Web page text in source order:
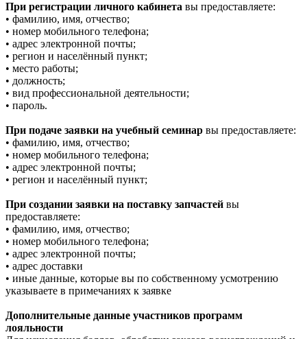
При регистрации личного кабинета вы предоставляете:
• фамилию, имя, отчество;
• номер мобильного телефона;
• адрес электронной почты;
• регион и населённый пункт;
• место работы;
• должность;
• вид профессиональной деятельности;
• пароль.
При подаче заявки на учебный семинар вы предоставляете:
• фамилию, имя, отчество;
• номер мобильного телефона;
• адрес электронной почты;
• регион и населённый пункт;
При создании заявки на поставку запчастей вы
предоставляете:
• фамилию, имя, отчество;
• номер мобильного телефона;
• адрес электронной почты;
• адрес доставки
• иные данные, которые вы по собственному усмотрению
указываете в примечаниях к заявке
Дополнительные данные участников программ
лояльности